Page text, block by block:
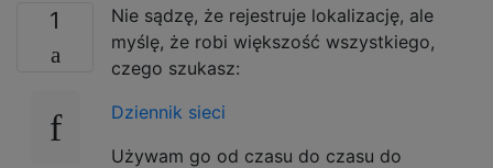
1
Nie sądzę, że rejestruje lokalizację, ale
myślę, że robi większość wszystkiego,
czego szukasz:
Dziennik sieci
Używam go od czasu do czasu do